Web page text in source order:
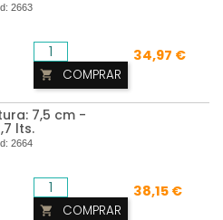
2663
34,97 €
 COMPRAR
7,5 cm -
lts.
2664
38,15 €
 COMPRAR